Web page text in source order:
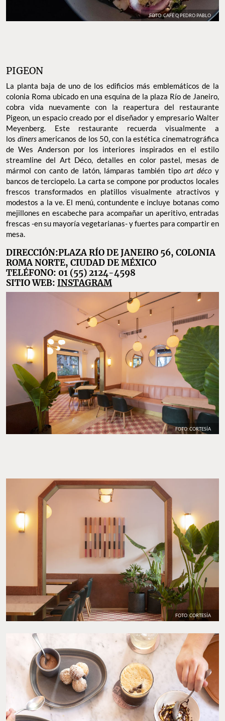
FOTO: CAFÉ Q PEDRO PABLO
PIGEON
La planta baja de uno de los edificios más emblemáticos de la
colonia Roma ubicado en una esquina de la plaza Río de Janeiro,
cobra vida nuevamente con la reapertura del restaurante
Pigeon, un espacio creado por el diseñador y empresario Walter
Meyenberg. Este restaurante recuerda visualmente a
los dinersamericanos de los 50, con la estética cinematrográfica
de Wes Anderson por los interiores inspirados en el estilo
streamline del Art Déco, detalles en color pastel, mesas de
mármol con canto de latón, lámparas también tipoart décoy
bancos de terciopelo. La carta se compone por productos locales
frescos transformados en platillos visualmente atractivos y
modestos a la ve. El menú, contundente e incluye botanas como
mejillones en escabeche para acompañar un aperitivo, entradas
frescas -en su mayoría vegetarianas- y fuertes para compartir en
mesa.
DIRECCIÓN:PLAZA RÍO DE JANEIRO 56, COLONIA
ROMA NORTE, CIUDAD DE MÉXICO
TELÉFONO: 01 (55) 2124-4598
SITIO WEB: INSTAGRAM
FOTO: CORTESÍA
FOTO: CORTESÍA